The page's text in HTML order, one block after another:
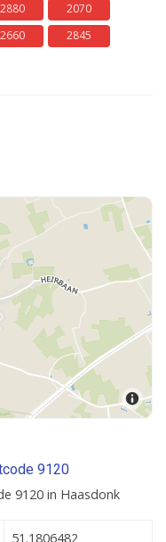
2880
2070
2660 2845
9120
9120 in Haasdonk
51.1806482